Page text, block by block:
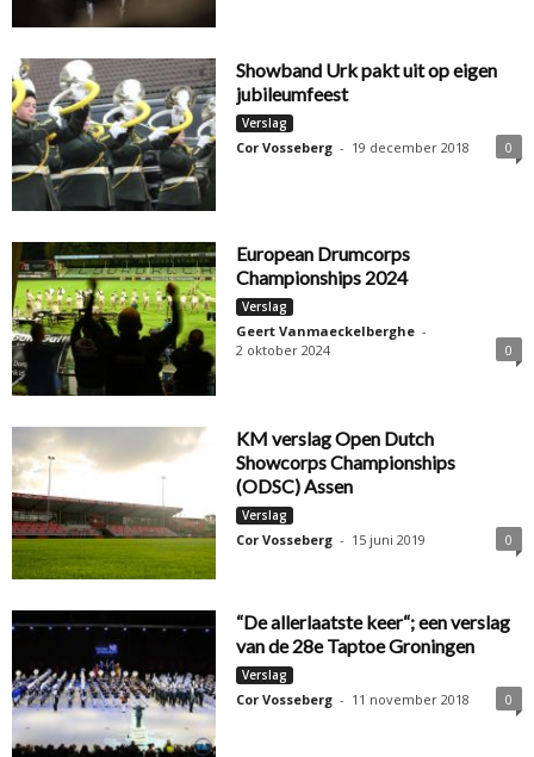
Showband Urk pakt uit op eigen
jubileumfeest
Verslag
Cor Vosseberg - 19 december 2018 0
European Drumcorps
Championships 2024
Verslag
Geert Vanmaeckelberghe -
2 oktober 2024
0
KM verslag Open Dutch
Showcorps Championships
(ODSC) Assen
Verslag
Cor Vosseberg - 15 juni 2019 0
“De allerlaatste keer“; een verslag
van de 28e Taptoe Groningen
Verslag
Cor Vosseberg - 11 november 2018 0